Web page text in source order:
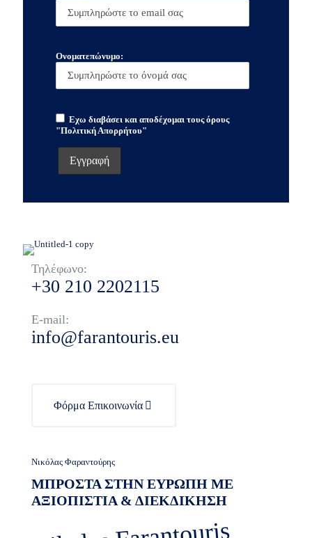
Ονοματεπώνυμο:
Εχω διαβάσει και αποδέχομαι τους όρους
"Πολιτική Απορρήτου"
Τηλέφωνο:
+30 210 2202115
E-mail:
info@farantouris.eu
Φόρμα Επικοινωνία
Νικόλας Φαραντούρης
ΜΠΡΟΣΤΑ ΣΤΗΝ ΕΥΡΩΠΗ ΜΕ
ΑΞΙΟΠΙΣΤΙΑ & ΔΙΕΚΔΙΚΗΣΗ